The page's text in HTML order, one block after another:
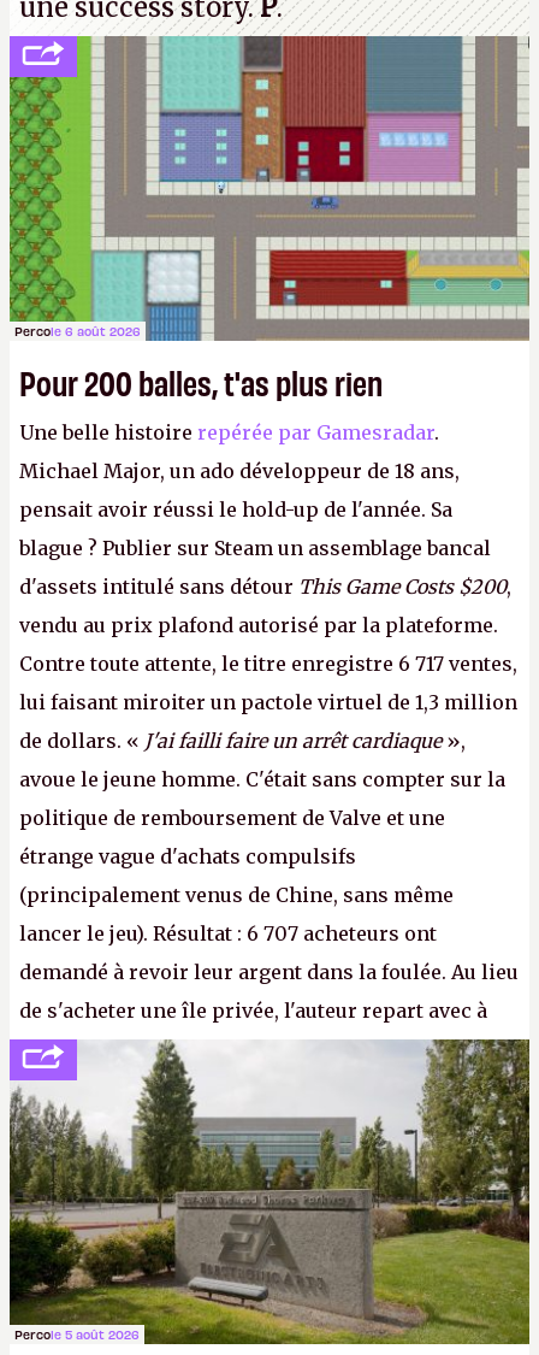
une success story.P.
Percole 6 août 2026
Pour 200 balles, t'as plus rien
Une belle histoire repérée par Gamesradar.
Michael Major, un ado développeur de 18 ans,
pensait avoir réussi le hold-up de l'année. Sa
blague ? Publier sur Steam un assemblage bancal
d'assets intitulé sans détour This Game Costs $200,
vendu au prix plafond autorisé par la plateforme.
Contre toute attente, le titre enregistre 6 717 ventes,
lui faisant miroiter un pactole virtuel de 1,3 million
de dollars. « J'ai failli faire un arrêt cardiaque»,
avoue le jeune homme. C'était sans compter sur la
politique de remboursement de Valve et une
étrange vague d'achats compulsifs
(principalement venus de Chine, sans même
lancer le jeu). Résultat : 6 707 acheteurs ont
demandé à revoir leur argent dans la foulée. Au lieu
de s'acheter une île privée, l'auteur repart avec à
peine 2 000 dollars en poche. C'est toujours plus
cher payé que le temps passé à dev, mais ça
apprendra aux petits malins qu'on ne braque pas
Gabe Newell aussi facilement.P.
Percole 5 août 2026